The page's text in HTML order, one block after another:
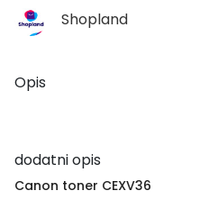
Shopland
Opis
dodatni opis
Canon toner CEXV36